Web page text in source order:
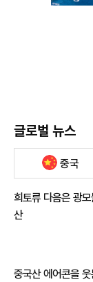
글로벌 뉴스
중국
희토류 다음은 광
산
중국산 에어콘을